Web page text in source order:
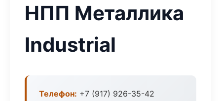
НПП Металлика
Industrial
Телефон: +7 (917) 926-35-42